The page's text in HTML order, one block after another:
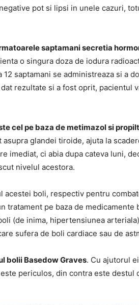
pot si lipsi in unele cazuri,
saptamani secretia
o singura doza de iodura
saptamani se administreaza si a
rezultate si a fost oprit, pacientul
cel pe baza de metimazol si
glandei tiroide, ajuta la
imediat, ci abia dupa cateva luni,
nivelul acestora.
acestei boli, respectiv pentru
tratament pe baza de medicamente
(de inima, hipertensiunea
sufera de boli cardiace sau de
bolii Basedow Graves. Cu ajutorul
periculos, din contra este destul